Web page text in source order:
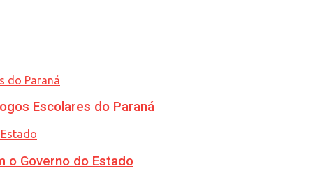
Escolares do Paraná
o Governo do Estado